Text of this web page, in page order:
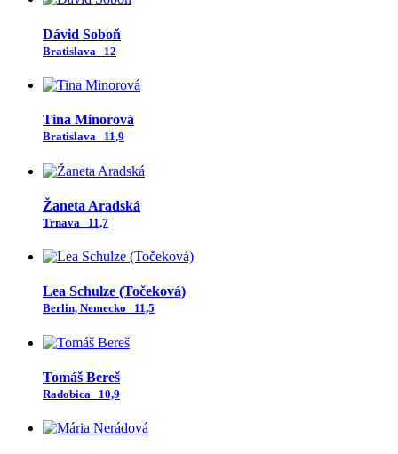
Dávid Soboň
Bratislava 12
Tina Minorová
Bratislava 11,9
Žaneta Aradská
Trnava 11,7
Lea Schulze (Točeková)
Berlin, Nemecko 11,5
Tomáš Bereš
Radobica 10,9